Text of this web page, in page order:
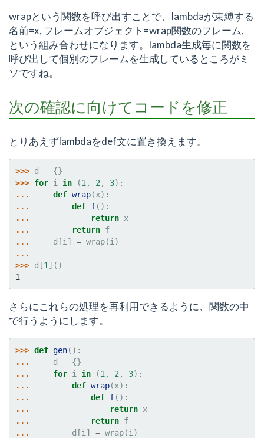
wrapという関数を呼び出すことで、lambdaが束縛する
名前=x, フレームオブジェクト=wrap関数のフレーム,
という組み合わせになります。lambda生成毎に関数を
呼び出して個別のフレームを生成しているところがミ
ソですね。
次の確認に向けてコードを修正
とりあえずlambdaをdef文に置き換えます。
>>> d = {}
>>> for i in (1 , 2 , 3):
...
def wrap(x):
...
def f():
...
return x
...
return f
...
d [i ] = wrap(i )
...
>>> d [1 ]()
1
さらにこれらの処理を再利用できるように、関数の中
で行うようにします。
>>> def gen():
...
d = {}
...
for i in (1 , 2 , 3):
...
def wrap(x):
...
def f():
...
return x
...
return f
...
d [i ] = wrap(i )